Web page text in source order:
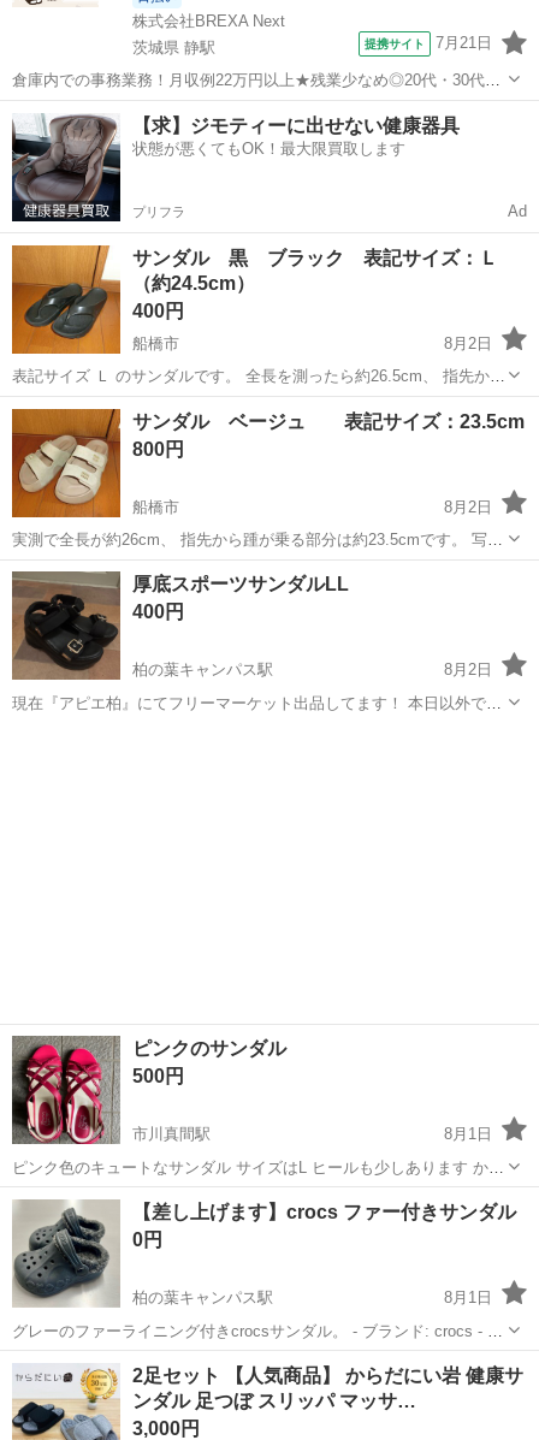
株式会社BREXA Next
茨城県 静駅
提携サイト 7月21日
倉庫内での事務業務！月収例22万円以上★残業少なめ◎20代・30代・
40代の男女活躍中！空調完備で快適作業★食堂利用可◎マイカー通勤
OK◎無料駐車場完備！《茨城県常陸大宮市》 人気の工場のお仕事 ◇
電子部品製造倉庫内の事務...
茨城 常陸大宮市
【求】ジモティーに出せない健康器具
状態が悪くてもOK！最大限買取します
プリフラ Ad
サンダル 黒 ブラック 表記サイズ：Ｌ
（約24.5cm）
400円
船橋市
8月2日
表記サイズ Ｌ のサンダルです。 全長を測ったら約26.5cm、 指先から
踵が乗る部分は約24.5cmでした。 【取引場所】下総中山駅付近 (駐車
場のあるコンビニや施設等) 【取引日時】20時以降（お日にちは...
千葉 船橋市 靴
サンダル ベージュ 表記サイズ：23.5cm
800円
船橋市
8月2日
実測で全長が約26cm、 指先から踵が乗る部分は約23.5cmです。 写真
にあります様に、 左足に少し汚れがあり、 ソールの踵が少しすり減っ
てます。 【取引場所】下総中山駅付近 (駐車場のあるコンビニや施
設...
千葉 船橋市 ベージュ
厚底スポーツサンダルLL
400円
柏の葉キャンパス駅
8月2日
現在『アピエ柏』にてフリーマーケット出品してます！ 本日以外です
ピンクのサンダル
500円
市川真間駅
8月1日
ピンク色のキュートなサンダル サイズはL ヒールも少しあります かか
とストラップ(ボタンは飾り、調整不可) 2〜3回履きました
千葉 市川市 市川真間駅
【差し上げます】crocs ファー付きサンダル
0円
柏の葉キャンパス駅
8月1日
グレーのファーライニング付きcrocsサンダル。 - ブランド: crocs - 色:
グレー - 素材: 合成樹脂（フリースライニング） - スタイル: サンダル -
特徴: ファーライニング付き サイズの目安 * U...
千葉 柏市 柏の葉キャンパス駅
2足セット 【人気商品】 からだにい岩 健康サ
ンダル 足つぼ スリッパ マッサ…
3,000円